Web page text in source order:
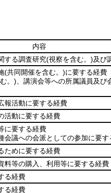
内容
する調査研究(視察を含む。)及び
(共同開催を含む。)に要する経費
。) 、講演会等への所属議員及
報活動に要する経費
活動に要する経費
に要する経費
議への会派としての参加に要す
ために要する経費
料等の購入、利用等に要する経費
る経費
る経費